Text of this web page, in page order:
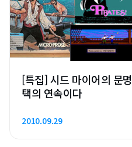
[특집] 시드 마이어의 문
택의 연속이다
2010.09.29